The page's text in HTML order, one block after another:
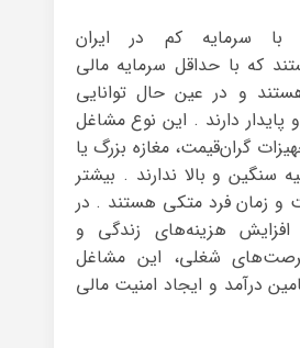
با سرمایه کم در ایران
که با حداقل سرمایه مالی
هستند و در عین حال توانایی
و پایدار دارند . این نوع مشاغل
گران‌قیمت، مغازه بزرگ یا
سنگین و بالا ندارند . بیشتر
و زمان فرد متکی هستند . در
افزایش هزینه‌های زندگی و
شغلی، این مشاغل
درآمد و ایجاد امنیت مالی